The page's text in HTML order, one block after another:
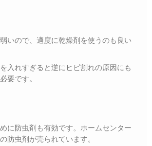
いので、適度に乾燥剤を使うのも良い
入れすぎると逆にヒビ割れの原因にも
要です。
に防虫剤も有効です。ホームセンター
防虫剤が売られています。